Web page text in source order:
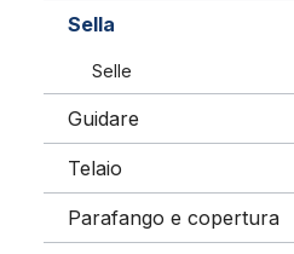
Sella
Selle
Guidare
Telaio
Parafango e copertura